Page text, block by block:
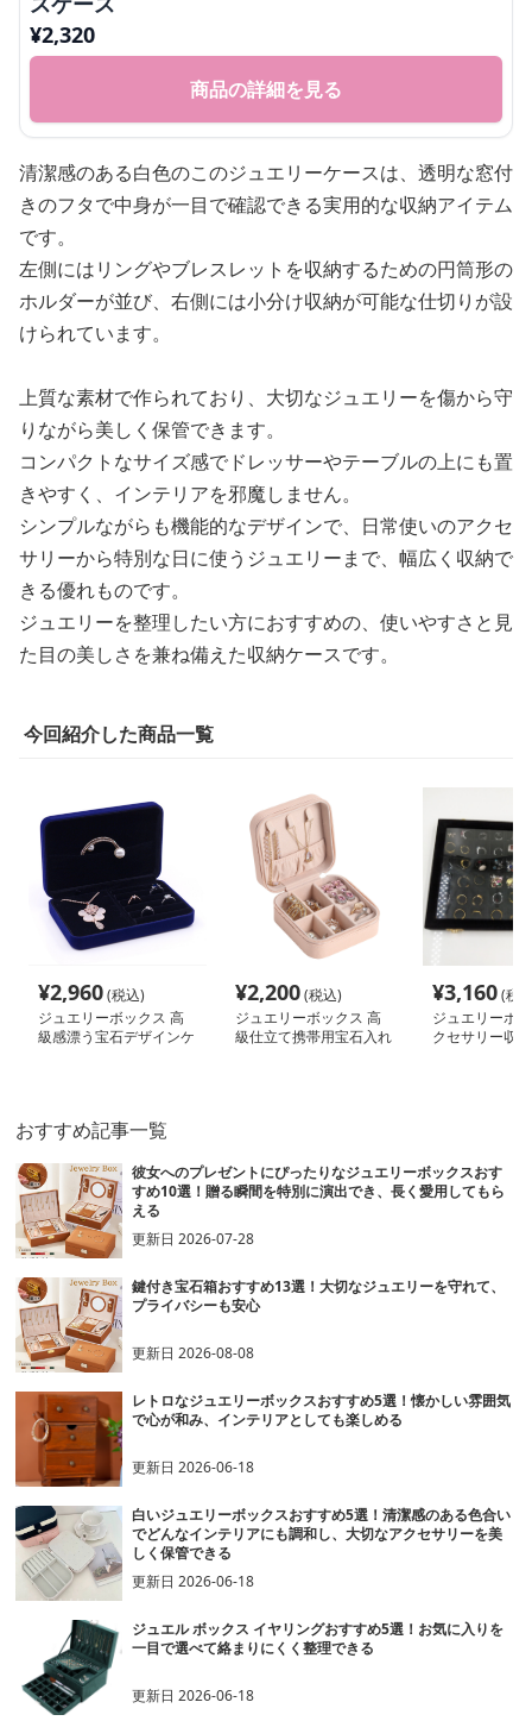
¥2,320
商品の詳細を見る
清潔感のある白色のこのジュエリーケースは、透明な窓付
きのフタで中身が一目で確認できる実用的な収納アイテム
です。
左側にはリングやブレスレットを収納するための円筒形の
ホルダーが並び、右側には小分け収納が可能な仕切りが設
けられています。
上質な素材で作られており、大切なジュエリーを傷から守
りながら美しく保管できます。
コンパクトなサイズ感でドレッサーやテーブルの上にも置
きやすく、インテリアを邪魔しません。
シンプルながらも機能的なデザインで、日常使いのアクセ
サリーから特別な日に使うジュエリーまで、幅広く収納で
きる優れものです。
ジュエリーを整理したい方におすすめの、使いやすさと見
た目の美しさを兼ね備えた収納ケースです。
今回紹介した商品一覧
¥2,960(税込)
ジュエリーボックス 高
級感漂う宝石デザインケ
¥2,200(税込)
ジュエリーボックス 高
級仕立て携帯用宝石入れ
¥3,160(税
ジュエリーボ
クセサリー収
おすすめ記事一覧
彼女へのプレゼントにぴったりなジュエリーボックスおす
すめ10選！贈る瞬間を特別に演出でき、長く愛用してもら
える
更新日2026-07-28
鍵付き宝石箱おすすめ13選！大切なジュエリーを守れて、
プライバシーも安心
更新日2026-08-08
レトロなジュエリーボックスおすすめ5選！懐かしい雰囲気
で心が和み、インテリアとしても楽しめる
更新日2026-06-18
白いジュエリーボックスおすすめ5選！清潔感のある色合い
でどんなインテリアにも調和し、大切なアクセサリーを美
しく保管できる
更新日2026-06-18
ジュエル ボックス イヤリングおすすめ5選！お気に入りを
一目で選べて絡まりにくく整理できる
更新日2026-06-18